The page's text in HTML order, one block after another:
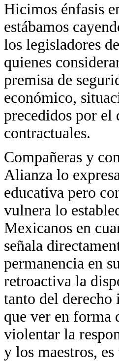
Hicimos énfasis
estábamos
los legisladores
quienes
premisa de
económico,
precedidos por el
contractuales.
Compañeras y
Alianza lo
educativa pero
vulnera lo
Mexicanos en
señala
permanencia en
retroactiva la
tanto del derecho
que ver en forma
violentar la
y los maestros,